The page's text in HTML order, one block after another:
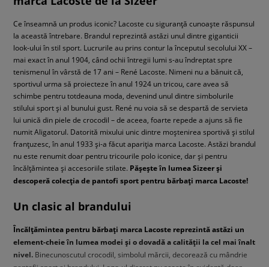
Ce înseamnă un produs iconic? Lacoste cu siguranță cunoaște răspunsul
la această întrebare. Brandul reprezintă astăzi unul dintre giganticii
look-ului în stil sport. Lucrurile au prins contur la începutul secolului XX –
mai exact în anul 1904, când ochii întregii lumi s-au îndreptat spre
tenismenul în vârstă de 17 ani – René Lacoste. Nimeni nu a bănuit că,
sportivul urma să proiecteze în anul 1924 un tricou, care avea să
schimbe pentru totdeauna moda, devenind unul dintre simbolurile
stilului sport și al bunului gust. René nu voia să se despartă de servieta
lui unică din piele de crocodil – de aceea, foarte repede a ajuns să fie
numit Aligatorul. Datorită mixului unic dintre moștenirea sportivă și stilul
franțuzesc, în anul 1933 și-a făcut apariția marca Lacoste. Astăzi brandul
nu este renumit doar pentru tricourile polo iconice, dar și pentru
încălțămintea și accesoriile stilate. Pășește în lumea Sizeer și
descoperă colecția de pantofi sport pentru bărbați marca Lacoste!
Un clasic al brandului
Încălțămintea pentru bărbați marca Lacoste reprezintă astăzi un
element-cheie în lumea modei și o dovadă a calității la cel mai înalt
nivel. Binecunoscutul crocodil, simbolul mărcii, decorează cu mândrie